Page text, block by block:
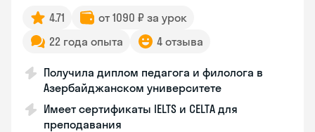
4.71
от 1090 ₽ за урок
22 года опыта
4 отзыва
Получила диплом педагога и филолога в
Азербайджанском университете
Имеет сертификаты IELTS и CELTA для
преподавания